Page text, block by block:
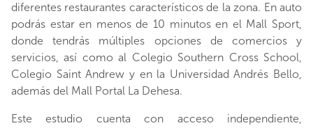
diferentes restaurantes característicos de la zona. En auto
podrás estar en menos de 10 minutos en el Mall Sport,
donde tendrás múltiples opciones de comercios y
servicios, así como al Colegio Southern Cross School,
Colegio Saint Andrew y en la Universidad Andrés Bello,
además del Mall Portal La Dehesa.
Este estudio cuenta con acceso independiente,